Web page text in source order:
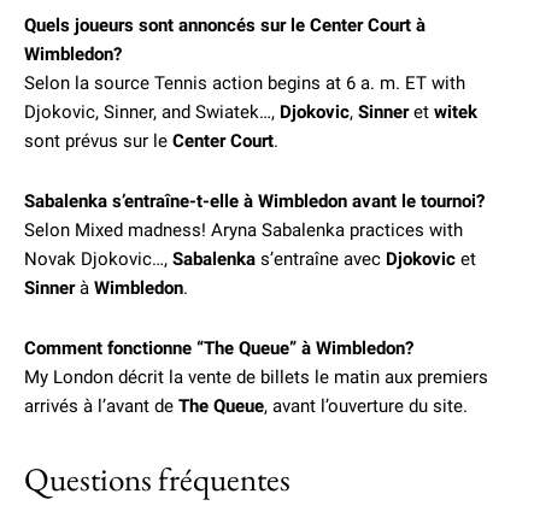
Quels joueurs sont annoncés sur le Center Court à
Wimbledon?
Selon la source Tennis action begins at 6 a. m. ET with
Djokovic, Sinner, and Swiatek…, Djokovic, Sinneret witek
sont prévus sur le Center Court.
Sabalenka s’entraîne-t-elle à Wimbledon avant le tournoi?
Selon Mixed madness! Aryna Sabalenka practices with
Novak Djokovic…, Sabalenka s’entraîne avec Djokovic et
Sinnerà Wimbledon.
Comment fonctionne “The Queue” à Wimbledon?
My London décrit la vente de billets le matin aux premiers
arrivés à l’avant de The Queue, avant l’ouverture du site.
Questions fréquentes